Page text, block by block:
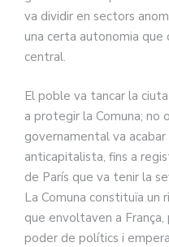
va dividir en sectors
una certa autonomia que
central.
El poble va tancar la
a protegir la Comuna; no
governamental va
anticapitalista, fins a
de París que va tenir la
La Comuna constituïa un
que envoltaven a
poder de polítics i